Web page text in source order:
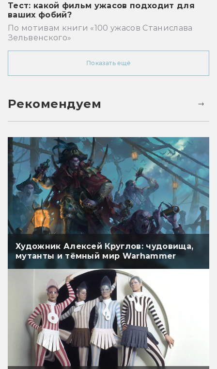
Тест: какой фильм ужасов подходит для
ваших фобий?
По мотивам книги «100 ужасов Станислава
Зельвенского»
Показать ещё
Рекомендуем
Художник Алексей Круглов: чудовища,
мутанты и тёмный мир Warhammer